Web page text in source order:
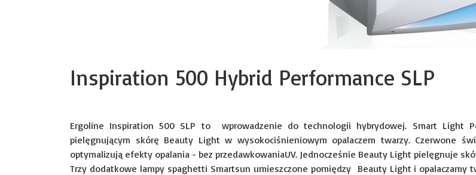
Inspiration 500 Hybrid Performance SLP
Ergoline Inspiration 500 SLP to wprowadzenie do technologii hybrydowej. Smart Light
pielęgnującym skórę Beauty Light w wysokociśnieniowym opalaczem twarzy. Czerwone
optymalizują efekty opalania - bez przedawkowaniaUV. Jednocześnie Beauty Light pielęgnuje
Trzy dodatkowe lampy spaghetti Smartsun umieszczone pomiędzy Beauty Light i opalaczamy